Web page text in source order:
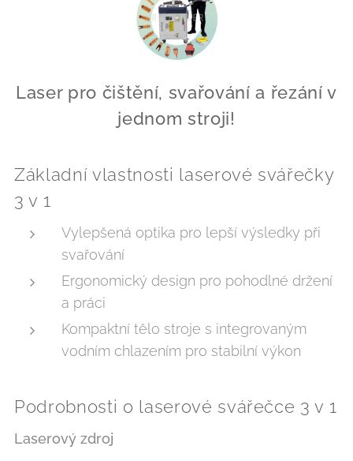
Laser pro čištění, svařování a řezání v
jednom stroji!
Základní vlastnosti laserové svářečky
3 v 1
Vylepšená optika pro lepší výsledky při
svařování
Ergonomický design pro pohodlné držení
a práci
Kompaktní tělo stroje s integrovaným
vodním chlazením pro stabilní výkon
Podrobnosti o laserové svářečce 3 v 1
Laserový zdroj